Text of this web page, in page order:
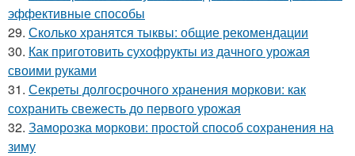
эффективные способы
29. Сколько хранятся тыквы: общие рекомендации
30. Как приготовить сухофрукты из дачного урожая
своими руками
31. Секреты долгосрочного хранения моркови: как
сохранить свежесть до первого урожая
32. Заморозка моркови: простой способ сохранения на
зиму